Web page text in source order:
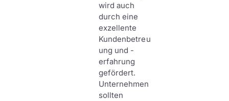
wird auch
durch eine
exzellente
Kundenbetreu
ung und -
erfahrung
gefördert.
Unternehmen
sollten